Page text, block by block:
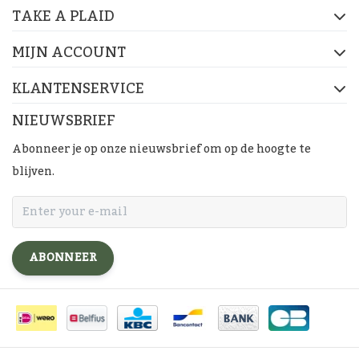
TAKE A PLAID
MIJN ACCOUNT
KLANTENSERVICE
NIEUWSBRIEF
Abonneer je op onze nieuwsbrief om op de hoogte te
blijven.
ABONNEER